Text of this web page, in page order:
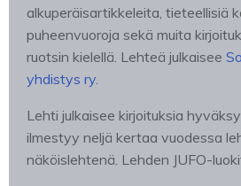
alkuperäisartikkeleita, tieteellisiä
puheenvuoroja sekä muita
ruotsin kielellä. Lehteä julkaisee
yhdistys ry.
Lehti julkaisee kirjoituksia
ilmestyy neljä kertaa vuodessa
näköislehtenä. Lehden JUFO-